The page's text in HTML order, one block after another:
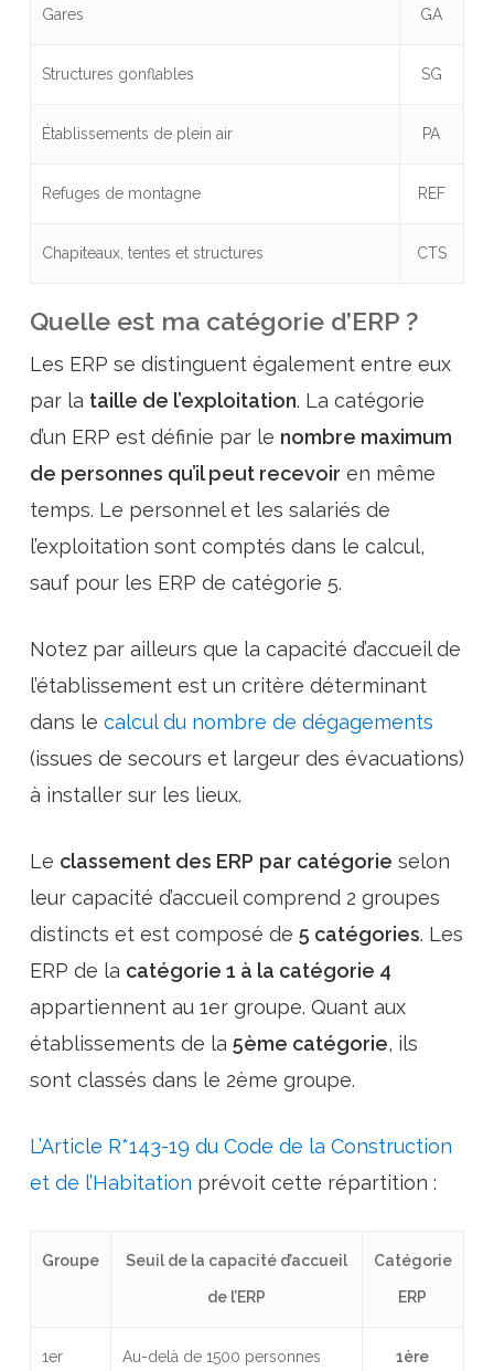
Gares GA
Structures gonflables SG
Établissements de plein air PA
Refuges de montagne REF
Chapiteaux, tentes et structures CTS
Quelle est ma catégorie d’ERP ?
Les ERP se distinguent également entre eux
par la taille de l’exploitation. La catégorie
d’un ERP est définie par le nombre maximum
de personnes qu’il peut recevoir en même
temps. Le personnel et les salariés de
l’exploitation sont comptés dans le calcul,
sauf pour les ERP de catégorie 5.
Notez par ailleurs que la capacité d’accueil de
l’établissement est un critère déterminant
dans le calcul du nombre de dégagements
(issues de secours et largeur des évacuations)
à installer sur les lieux.
Le classement des ERP par catégorie selon
leur capacité d’accueil comprend 2 groupes
distincts et est composé de 5 catégories. Les
ERP de la catégorie 1 à la catégorie 4
appartiennent au 1er groupe. Quant aux
établissements de la 5ème catégorie, ils
sont classés dans le 2ème groupe.
L’Article R*143-19 du Code de la Construction
et de l’Habitation prévoit cette répartition :
Groupe Seuil de la capacité d’accueil
de l’ERP
Catégorie
ERP
1er Au-delà de 1500 personnes 1ère